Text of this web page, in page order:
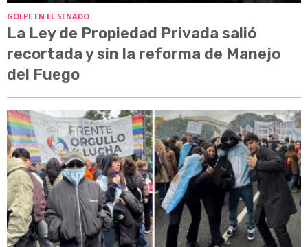
GOLPE EN EL SENADO
La Ley de Propiedad Privada salió
recortada y sin la reforma de Manejo
del Fuego